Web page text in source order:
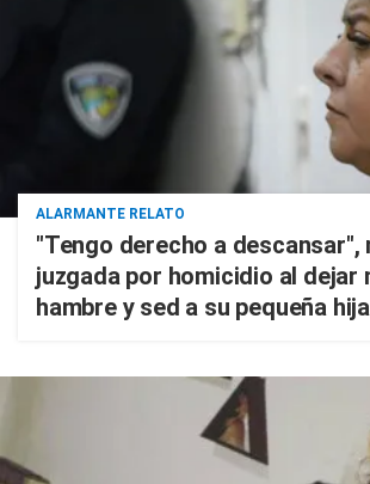
ALARMANTE RELATO
"Tengo derecho a descansar",
juzgada por homicidio al dejar
hambre y sed a su pequeña hija